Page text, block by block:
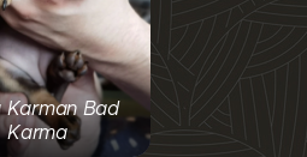
Karman Bad
Karma